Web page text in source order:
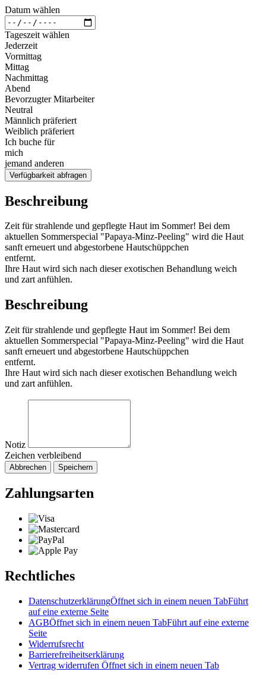
Datum wählen
Tageszeit wählen
Jederzeit
Vormittag
Mittag
Nachmittag
Abend
Bevorzugter Mitarbeiter
Neutral
Männlich präferiert
Weiblich präferiert
Ich buche für
mich
jemand anderen
Verfügbarkeit abfragen
Beschreibung
Zeit für strahlende und gepflegte Haut im Sommer! Bei dem
aktuellen Sommerspecial "Papaya-Minz-Peeling" wird die Haut
sanft erneuert und abgestorbene Hautschüppchen
entfernt.
Ihre Haut wird sich nach dieser exotischen Behandlung weich
und zart anfühlen.
Beschreibung
Zeit für strahlende und gepflegte Haut im Sommer! Bei dem
aktuellen Sommerspecial "Papaya-Minz-Peeling" wird die Haut
sanft erneuert und abgestorbene Hautschüppchen
entfernt.
Ihre Haut wird sich nach dieser exotischen Behandlung weich
und zart anfühlen.
Notiz
Zeichen verbleibend
Abbrechen Speichern
Zahlungsarten
Rechtliches
DatenschutzerklärungÖffnet sich in einem neuen TabFührt
auf eine externe Seite
AGBÖffnet sich in einem neuen TabFührt auf eine externe
Seite
Widerrufsrecht
Barrierefreiheitserklärung
Vertrag widerrufen Öffnet sich in einem neuen Tab